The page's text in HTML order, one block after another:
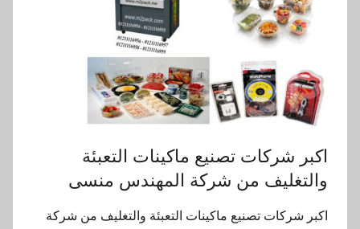
اكبر شركات تصنيع ماكينات التعبئة
والتغليف من شركة المهندس منسى
اكبر شركات تصنيع ماكينات التعبئة والتغليف من شركة